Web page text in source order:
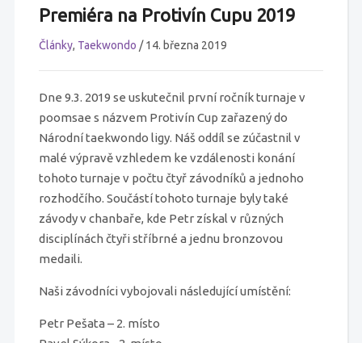
Premiéra na Protivín Cupu 2019
Články, Taekwondo /14. března 2019
Dne 9.3. 2019 se uskutečnil první ročník turnaje v
poomsae s názvem Protivín Cup zařazený do
Národní taekwondo ligy. Náš oddíl se zúčastnil v
malé výpravě vzhledem ke vzdálenosti konání
tohoto turnaje v počtu čtyř závodníků a jednoho
rozhodčího. Součástí tohoto turnaje byly také
závody v chanbaře, kde Petr získal v různých
disciplínách čtyři stříbrné a jednu bronzovou
medaili.
Naši závodníci vybojovali následující umístění:
Petr Pešata – 2. místo